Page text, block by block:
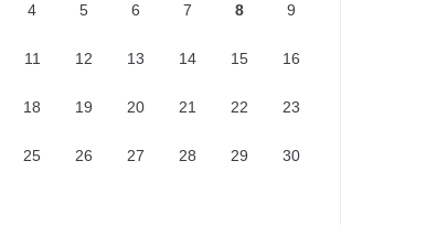
4 5 6 7 8 9
11 12 13 14 15 16
18 19 20 21 22 23
25 26 27 28 29 30